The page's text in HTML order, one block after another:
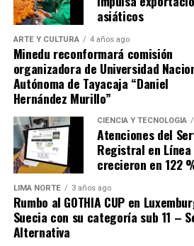
momentos en que las cuentas
presiones por el mayor gasto
«hay que abordarlas de manera
evitar que haya un deterioro
finanzas públicas»en la próxima
Comparte esto:
asiáticos
ARTE Y CULTURA 4 años ago
Minedu reconformará comisión
organizadora de Universidad
Autónoma de Tayacaja “Daniel
Hernández Murillo”
CIENCIA Y TECNOLOGÍA
Atenciones del
Registral en
crecieron en 122
LIMA NORTE 3 años ago
Rumbo al GOTHIA CUP en
Suecia con su categoría sub 11 –
Alternativa